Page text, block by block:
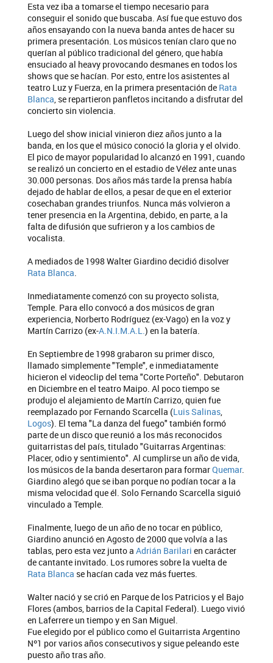
Esta vez iba a tomarse el tiempo necesario para
conseguir el sonido que buscaba. Así fue que estuvo dos
años ensayando con la nueva banda antes de hacer su
primera presentación. Los músicos tenían claro que no
querían al público tradicional del género, que había
ensuciado al heavy provocando desmanes en todos los
shows que se hacían. Por esto, entre los asistentes al
teatro Luz y Fuerza, en la primera presentación de Rata
Blanca, se repartieron panfletos incitando a disfrutar del
concierto sin violencia.
Luego del show inicial vinieron diez años junto a la
banda, en los que el músico conoció la gloria y el olvido.
El pico de mayor popularidad lo alcanzó en 1991, cuando
se realizó un concierto en el estadio de Vélez ante unas
30.000 personas. Dos años más tarde la prensa había
dejado de hablar de ellos, a pesar de que en el exterior
cosechaban grandes triunfos. Nunca más volvieron a
tener presencia en la Argentina, debido, en parte, a la
falta de difusión que sufrieron y a los cambios de
vocalista.
A mediados de 1998 Walter Giardino decidió disolver
Rata Blanca.
Inmediatamente comenzó con su proyecto solista,
Temple. Para ello convocó a dos músicos de gran
experiencia, Norberto Rodríguez (ex-Vago) en la voz y
Martín Carrizo (ex-A.N.I.M.A.L.) en la batería.
En Septiembre de 1998 grabaron su primer disco,
llamado simplemente "Temple", e inmediatamente
hicieron el videoclip del tema "Corte Porteño". Debutaron
en Diciembre en el teatro Maipo. Al poco tiempo se
produjo el alejamiento de Martín Carrizo, quien fue
reemplazado por Fernando Scarcella (Luis Salinas,
Logos). El tema "La danza del fuego" también formó
parte de un disco que reunió a los más reconocidos
guitarristas del país, titulado "Guitarras Argentinas:
Placer, odio y sentimiento". Al cumplirse un año de vida,
los músicos de la banda desertaron para formarQuemar.
Giardino alegó que se iban porque no podían tocar a la
misma velocidad que él. Solo Fernando Scarcella siguió
vinculado a Temple.
Finalmente, luego de un año de no tocar en público,
Giardino anunció en Agosto de 2000 que volvía a las
tablas, pero esta vez junto a Adrián Barilari en carácter
de cantante invitado. Los rumores sobre la vuelta de
Rata Blanca se hacían cada vez más fuertes.
Walter nació y se crió en Parque de los Patricios y el Bajo
Flores (ambos, barrios de la Capital Federal). Luego vivió
en Laferrere un tiempo y en San Miguel.
Fue elegido por el público como el Guitarrista Argentino
Nº1 por varios años consecutivos y sigue peleando este
puesto año tras año.